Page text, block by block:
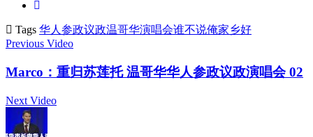
Tags 华人 参政议政温哥华演唱会谁不说俺家乡好
Previous Video
Marco：重归苏莲托 温哥华华人参政议政演唱会 02
Next Video